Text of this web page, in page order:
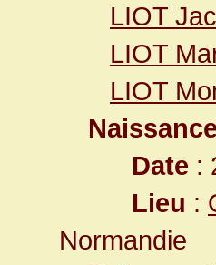
LIOT
LIOT
LIOT
Naissance
Date :
Lieu :
Normandie